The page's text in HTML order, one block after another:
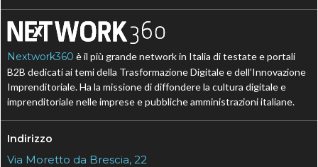
Nextwork360 è il più grande network in Italia di testate e portali
B2B dedicati ai temi della Trasformazione Digitale e dell’Innovazione
Imprenditoriale. Ha la missione di diffondere la cultura digitale e
imprenditoriale nelle imprese e pubbliche amministrazioni italiane.
Indirizzo
Via Moretto da Brescia, 22